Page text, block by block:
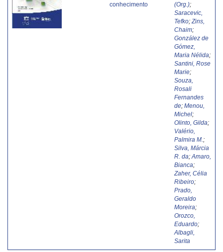
conhecimento
(Org.);
Saracevic,
Tefko; Zins,
Chaim;
González de
Gómez,
Maria Nélida;
Santini, Rose
Marie;
Souza,
Rosali
Fernandes
de; Menou,
Michel;
Olinto, Gilda;
Valério,
Palmira M. ;
Silva, Márcia
R. da; Amaro,
Bianca;
Zaher, Célia
Ribeiro;
Prado,
Geraldo
Moreira;
Orozco,
Eduardo;
Albagli,
Sarita